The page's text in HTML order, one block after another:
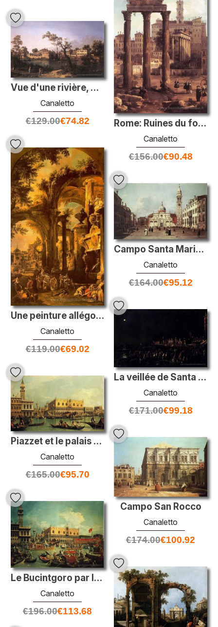
Rome: Ruines du forum, regardant vers le Capitole
Canaletto
€156.00€90.48
Vue d'une rivière, peut-être à Padoue
Canaletto
€129.00€74.82
Une peinture allégorique de la tombe de Lord Somers
Canaletto
€119.00€69.02
Campo Santa Maria Formosa
Canaletto
€164.00€95.12
La veillée de Santa Marta
Canaletto
€171.00€99.18
Piazzet et le palais Doge S du Bacino di San Marco
Canaletto
€165.00€95.70
Campo San Rocco
Canaletto
€174.00€100.92
Le Bucintgoro par la molo le jour de l'ascension
Canaletto
€196.00€113.68